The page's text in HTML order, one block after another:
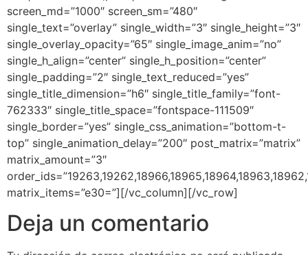
screen_md=”1000″ screen_sm=”480″
single_text=”overlay” single_width=”3″ single_height=”3″
single_overlay_opacity=”65″ single_image_anim=”no”
single_h_align=”center” single_h_position=”center”
single_padding=”2″ single_text_reduced=”yes”
single_title_dimension=”h6″ single_title_family=”font-
762333″ single_title_space=”fontspace-111509″
single_border=”yes” single_css_animation=”bottom-t-
top” single_animation_delay=”200″ post_matrix=”matrix”
matrix_amount=”3″
matrix_items=”e30=”][/vc_column][/vc_row]
Deja un comentario